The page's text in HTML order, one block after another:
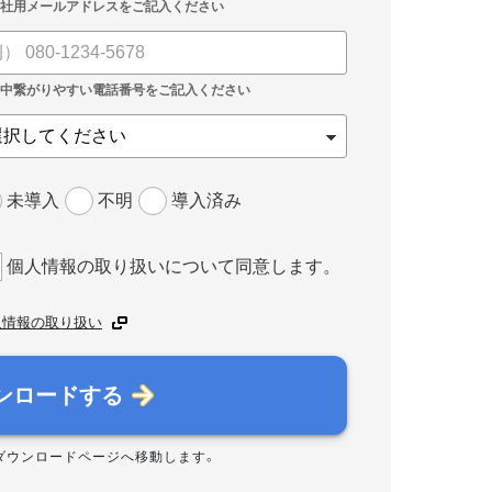
未導入 不明 導入済み
個人情報の取り扱いについて同意します。
報の取り扱い
ロードする
ウンロードページへ移動します。